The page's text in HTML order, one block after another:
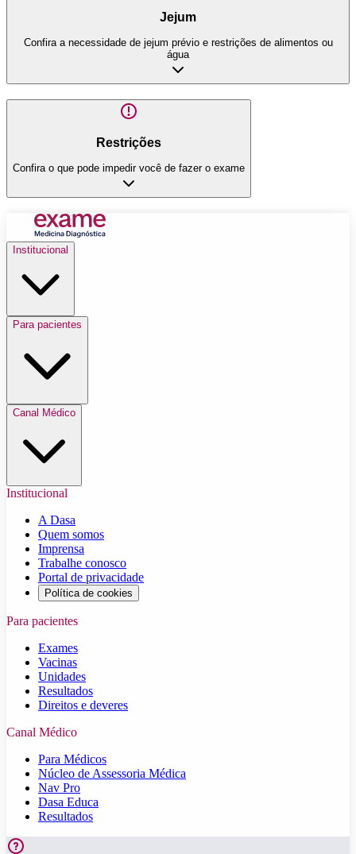
Jejum
Confira a necessidade de jejum prévio e restrições de alimentos ou
água
Restrições
Confira o que pode impedir você de fazer o exame
Institucional
Para pacientes
Canal Médico
Institucional
A Dasa
Quem somos
Imprensa
Trabalhe conosco
Portal de privacidade
Política de cookies
Para pacientes
Exames
Vacinas
Unidades
Resultados
Direitos e deveres
Canal Médico
Para Médicos
Núcleo de Assessoria Médica
Nav Pro
Dasa Educa
Resultados